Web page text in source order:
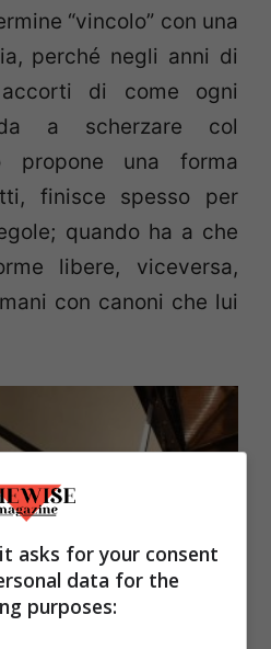
“vincolo” con una
perché negli anni di
di come ogni
a scherzare col
propone una forma
finisce spesso per
quando ha a che
libere, viceversa,
con canoni che lui
asks for your consent
data for the
purposes: